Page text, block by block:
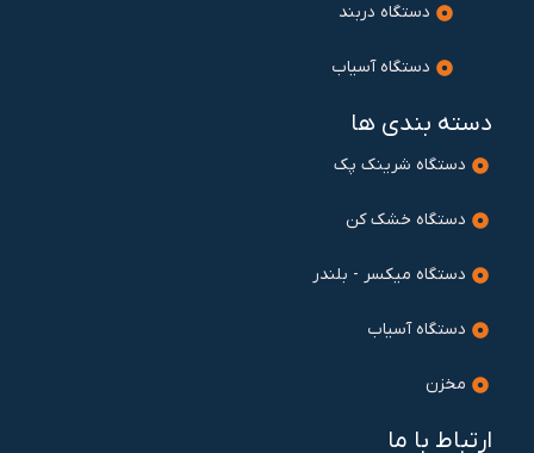
دستگاه دربند
دستگاه آسیاب
دسته بندی ها
دستگاه شرینک پک
دستگاه خشک کن
دستگاه میکسر - بلندر
دستگاه آسیاب
مخزن
ارتباط با ما